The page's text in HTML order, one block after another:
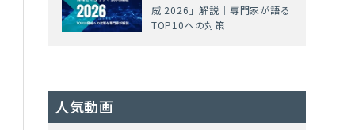
威 2026」解説｜専門家が語る
TOP10への対策
人気動画